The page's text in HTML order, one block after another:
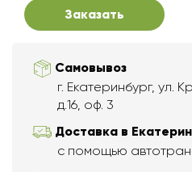
Заказать
Самовывоз
г. Екатеринбург, ул.
д.16, оф. 3
Доставка в
с помощью